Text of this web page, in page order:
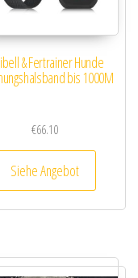
& Fertrainer Hunde
bis 1000M
€66.10
Siehe Angebot